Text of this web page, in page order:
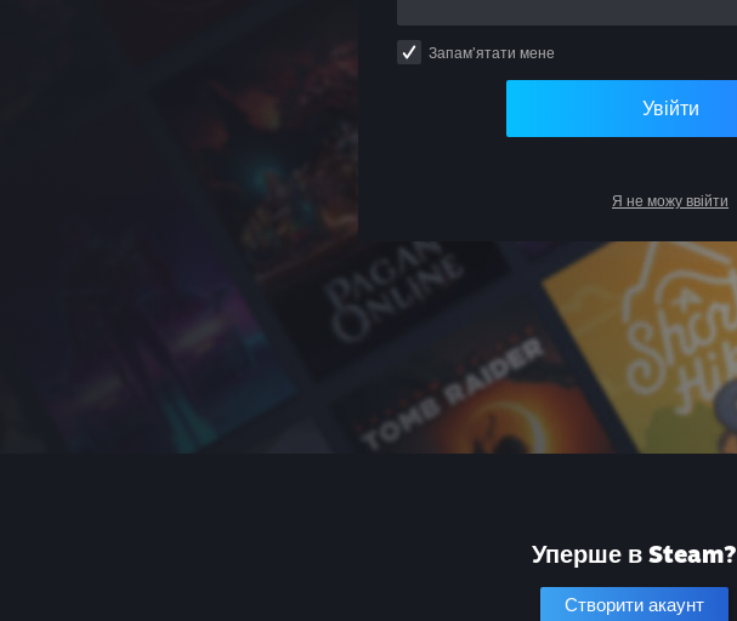
Запам’ятати мене
Увійти
Я не можу ввійти
Уперше в Steam?
Створити акаунт